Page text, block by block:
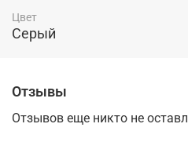
Цвет
Серый
Отзывы
Отзывов еще никто не